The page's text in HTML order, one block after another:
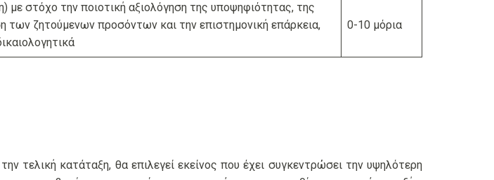
με στόχο την ποιοτική αξιολόγηση της υποψηφιότητας, της
ζητούμενων προσόντων και την επιστημονική επάρκεια,
0-10 μόρια
τελική κατάταξη, θα επιλεγεί εκείνος που έχει συγκεντρώσει την υψηλότερη